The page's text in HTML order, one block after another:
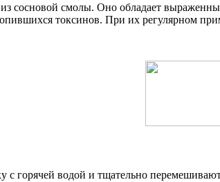
сосновой смолы. Оно обладает
токсинов. При их регулярном
с горячей водой и тщательно